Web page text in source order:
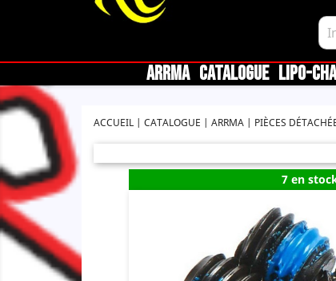
ARRMA CATALOGUE LIPO-
ACCUEIL CATALOGUE ARRMA PIÈCES
7 en